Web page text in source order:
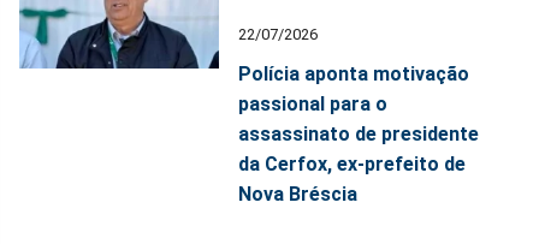
22/07/2026
Polícia aponta motivação
passional para o
assassinato de presidente
da Cerfox, ex-prefeito de
Nova Bréscia